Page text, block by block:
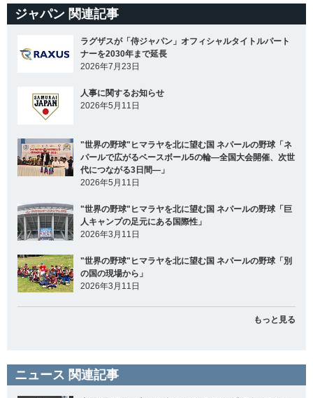
ジャパン 関連記事
ラグザスが「侍ジャパン」オフィシャルタイトルパート
ナーを2030年まで延長
2026年7月23日
人事に関するお知らせ
2026年5月11日
"世界の野球"ヒマラヤを北に望む国 ネパールの野球「ネ
パールで広がるベースボール5の輪―全国大会開催、次世
代につながる3日間―」
2026年5月11日
"世界の野球"ヒマラヤを北に望む国 ネパールの野球「巨
人キャンプの足元にある国際性」
2026年3月11日
"世界の野球"ヒマラヤを北に望む国 ネパールの野球「別
の国の現場から」
2026年3月11日
もっと見る
ニュース 関連記事